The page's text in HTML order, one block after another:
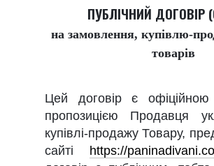
ПУБЛІЧНИЙ ДОГОВІР
на замовлення, купівлю-
товарів
Цей договір є
пропозицією Продавця
купівлі-продажу Товару,
сайті https://